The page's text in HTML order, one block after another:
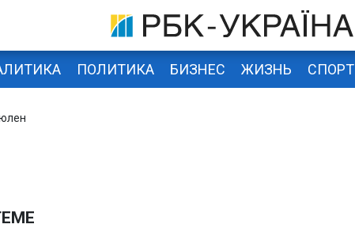
ПОЛИТИКА БИЗНЕС ЖИЗНЬ СПОРТ